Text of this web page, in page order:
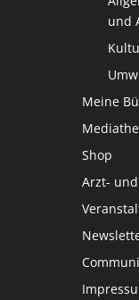
und
Meine
Shop
Arzt-